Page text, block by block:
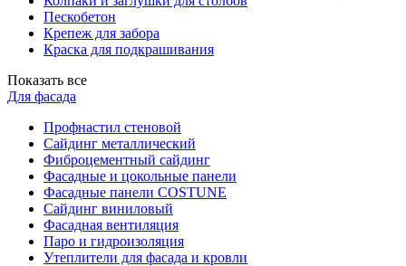
Пескобетон
Крепеж для забора
Краска для подкрашивания
Показать все
Для фасада
Профнастил стеновой
Сайдинг металлический
Фиброцементный сайдинг
Фасадные и цокольные панели
Фасадные панели COSTUNE
Сайдинг виниловый
Фасадная вентиляция
Паро и гидроизоляция
Утеплители для фасада и кровли